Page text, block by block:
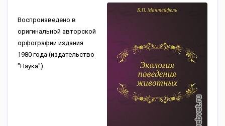
Воспроизведено в
оригинальной авторской
орфографии издания
1980 года (издательство
"Наука").